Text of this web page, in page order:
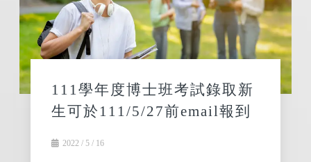
111學年度博士班考試錄取新
生可於111/5/27前email報到
2022 / 5 / 16